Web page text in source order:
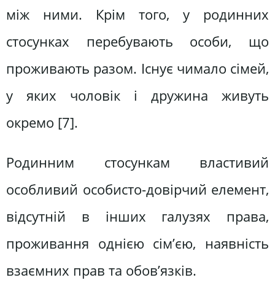
між ними. Крім того, у родинних
стосунках перебувають особи, що
проживають разом. Існує чимало сімей,
у яких чоловік і дружина живуть
окремо [7].
Родинним стосункам властивий
особливий особисто-довірчий елемент,
відсутній в інших галузях права,
проживання однією сім’єю, наявність
взаємних прав та обов’язків.